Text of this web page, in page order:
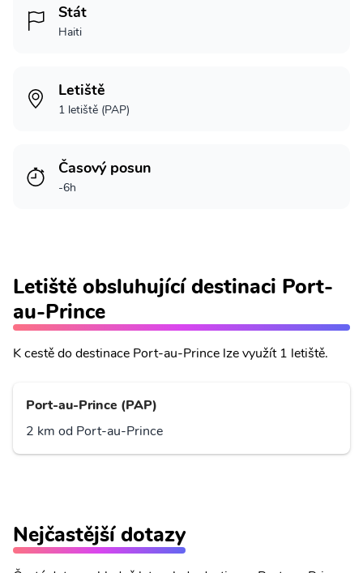
Stát
Haiti
Letiště
1 letiště (PAP)
Časový posun
-6h
Letiště obsluhující destinaci Port-
au-Prince
K cestě do destinace Port-au-Prince lze využít 1 letiště.
Port-au-Prince (PAP)
2 km od Port-au-Prince
Nejčastější dotazy